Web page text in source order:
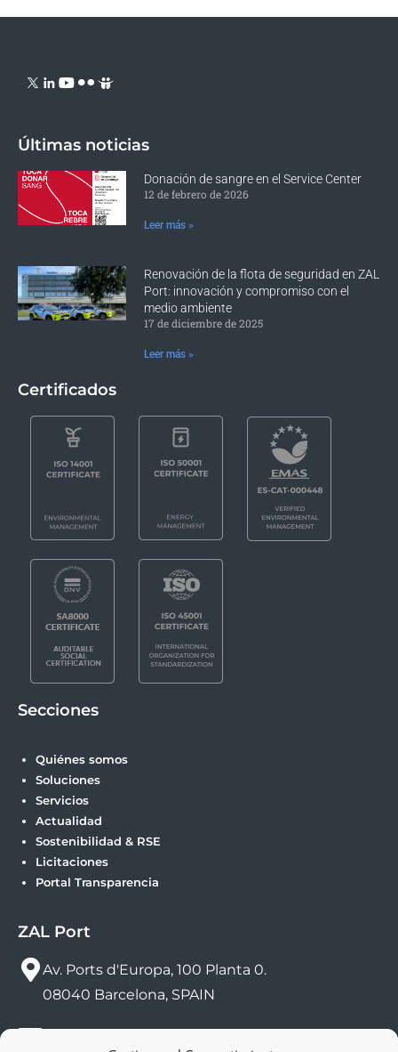
Últimas noticias
Donación de sangre en el Service Center
12 de febrero de 2026
Leer más »
Renovación de la flota de seguridad en ZAL
Port: innovación y compromiso con el
medio ambiente
17 de diciembre de 2025
Leer más »
Certificados
Secciones
Quiénes somos
Soluciones
Servicios
Actualidad
Sostenibilidad & RSE
Licitaciones
Portal Transparencia
ZAL Port
Av. Ports d'Europa, 100 Planta 0.
08040 Barcelona, SPAIN